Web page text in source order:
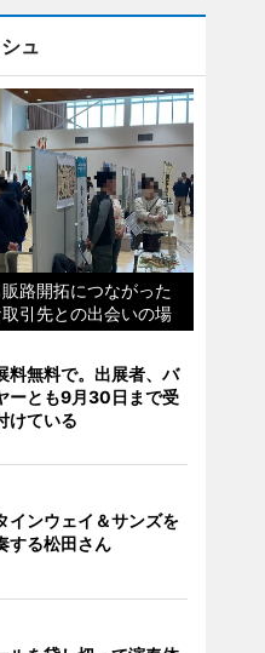
ュ
路開拓につながった
引先との出会いの場
料無料で。出展者、バ
ーとも9月30日まで受
けている
インウェイ＆サンズを
する松田さん